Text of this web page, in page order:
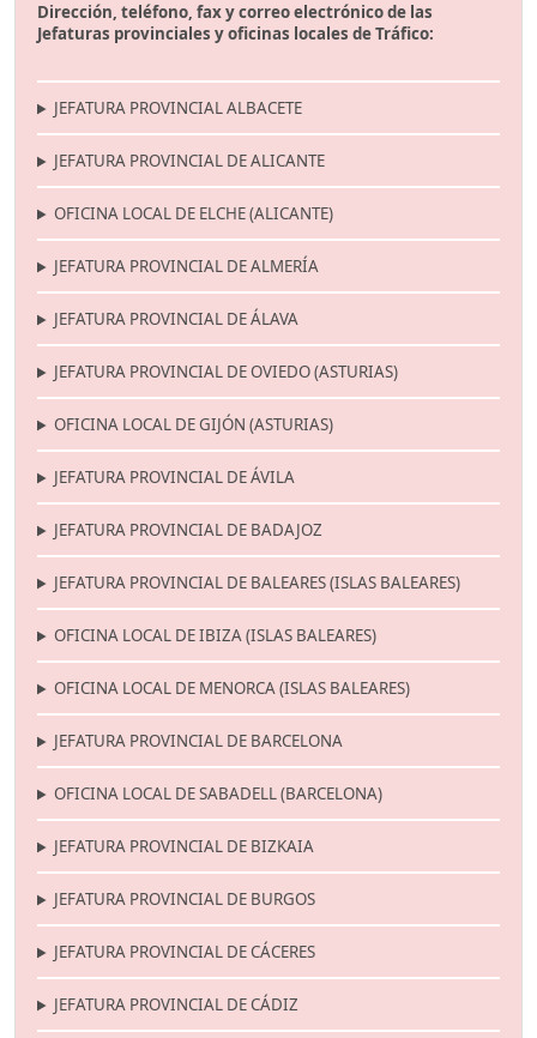
Dirección, teléfono, fax y correo electrónico de las
Jefaturas provinciales y oficinas locales de Tráfico:
JEFATURA PROVINCIAL ALBACETE
JEFATURA PROVINCIAL DE ALICANTE
OFICINA LOCAL DE ELCHE (ALICANTE)
JEFATURA PROVINCIAL DE ALMERÍA
JEFATURA PROVINCIAL DE ÁLAVA
JEFATURA PROVINCIAL DE OVIEDO (ASTURIAS)
OFICINA LOCAL DE GIJÓN (ASTURIAS)
JEFATURA PROVINCIAL DE ÁVILA
JEFATURA PROVINCIAL DE BADAJOZ
JEFATURA PROVINCIAL DE BALEARES (ISLAS BALEARES)
OFICINA LOCAL DE IBIZA (ISLAS BALEARES)
OFICINA LOCAL DE MENORCA (ISLAS BALEARES)
JEFATURA PROVINCIAL DE BARCELONA
OFICINA LOCAL DE SABADELL (BARCELONA)
JEFATURA PROVINCIAL DE BIZKAIA
JEFATURA PROVINCIAL DE BURGOS
JEFATURA PROVINCIAL DE CÁCERES
JEFATURA PROVINCIAL DE CÁDIZ